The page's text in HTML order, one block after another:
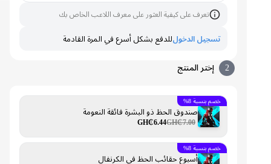
تعرف على كيفية العثور على معرف اللاعب الخاص بك
تسجيل الدخول للدفع بشكل أسرع في المرة القادمة
إختر المنتج
صندوق الحظ ذو البشرة فائقة النعومة
GH₵7.00
GH₵6.44
خصم بنسبة 8%
أسبوع حقائب الحظ في الكرنفال
خصم بنسبة 8%